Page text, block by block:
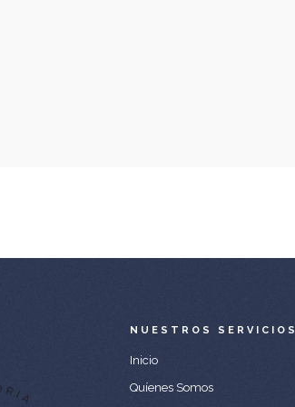
NUESTROS SERVICIOS
Inicio
Quíenes Somos